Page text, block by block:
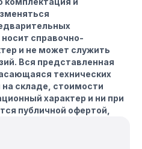
справочно-
и не может служить
Вся представленная
технических
на складе, стоимости
характер и ни при
публичной офертой,